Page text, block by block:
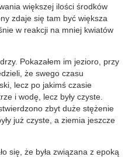
większej ilości środków
zdaje się tam być większa
w reakcji na mniej kwiatów
Pokazałem im jezioro, przy
że swego czasu
lecz po jakimś czasie
i wodę, lecz były czyste.
zbyt duże stężenie
już czyste, a ziemia jeszcze
się, że była związana z epoką